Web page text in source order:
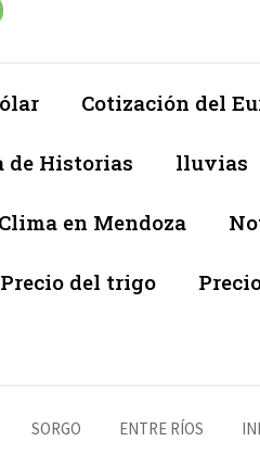
Cotización del
de Historias lluvias
Clima en Mendoza
Precio del trigo
SORGO ENTRE RÍOS